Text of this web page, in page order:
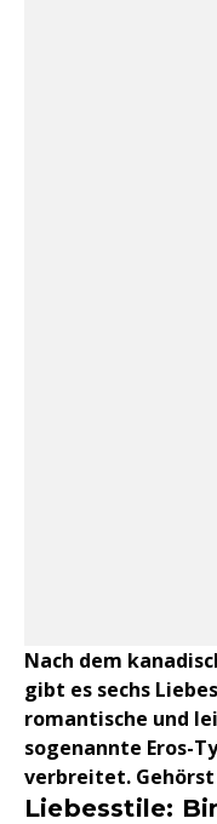
Nach dem
gibt es sechs
romantische und
sogenannte Eros-
verbreitet. Gehörst
Liebesstile: